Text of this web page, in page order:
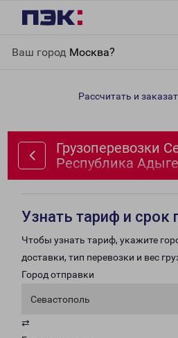
Ваш город Москва?
Республика Адыгея
Рассчитать и
Грузоперевозки
Республика
Узнать тариф и срок
Чтобы узнать тариф, укажите
доставки, тип перевозки и вес
Город отправки
Севастополь
⇄